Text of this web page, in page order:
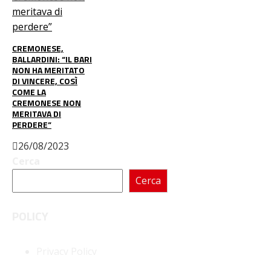
CREMONESE,
BALLARDINI: “IL BARI
NON HA MERITATO
DI VINCERE, COSÌ
COME LA
CREMONESE NON
MERITAVA DI
PERDERE”
26/08/2023
Cerca